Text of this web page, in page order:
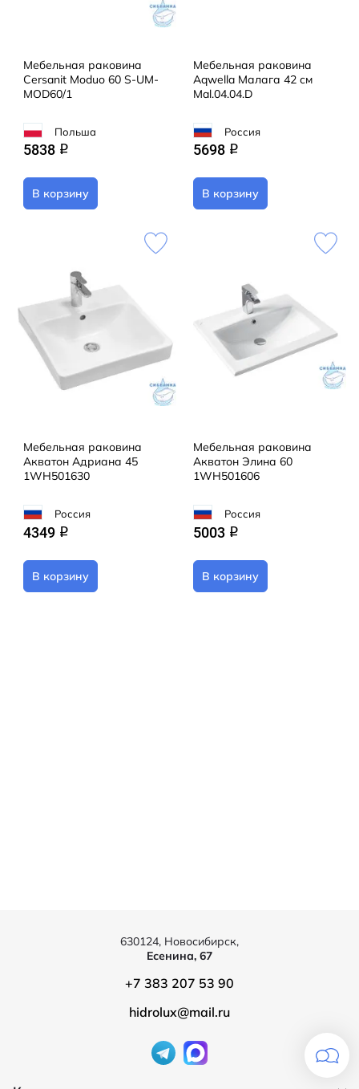
Мебельная раковина
Cersanit Moduo 60 S-UM-
MOD60/1
Польша
5838 q
В корзину
Мебельная раковина
Aqwella Малага 42 см
Mal.04.04.D
Россия
5698 q
В корзину
Мебельная раковина
Акватон Адриана 45
1WH501630
Россия
4349 q
В корзину
Мебельная раковина
Акватон Элина 60
1WH501606
Россия
5003 q
В корзину
630124, Новосибирск,
Есенина, 67
+7 383 207 53 90
hidrolux@mail.ru